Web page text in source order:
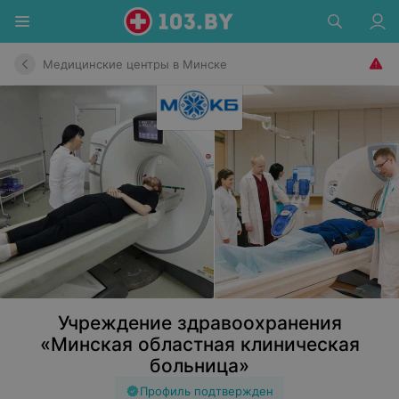
Медицинские центры в Минске
Учреждение здравоохранения
«Минская областная клиническая
больница»
Профиль подтвержден